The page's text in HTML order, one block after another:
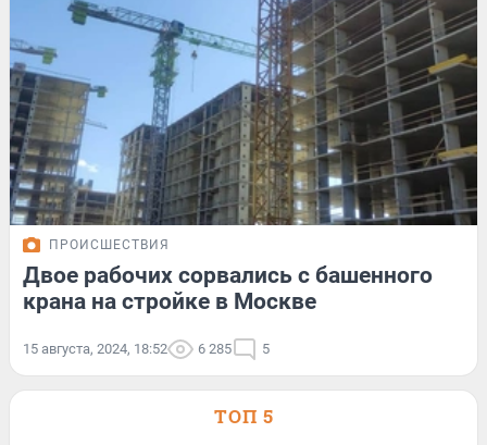
ПРОИСШЕСТВИЯ
Двое рабочих сорвались с башенного
крана на стройке в Москве
15 августа, 2024, 18:52 6 285 5
ТОП 5